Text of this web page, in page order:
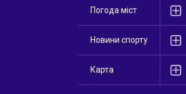
Погода міст
Новини спорту
Карта